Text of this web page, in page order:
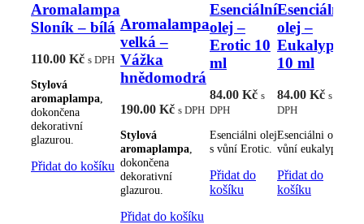
Aromalampa
Sloník – bílá
110.00 Kč s DPH
Stylová
aromaplampa,
dokončena
dekorativní
glazurou.
Přidat do košíku
Aromalampa
velká –
Vážka
hnědomodrá
190.00 Kč s DPH
Stylová
aromaplampa,
dokončena
dekorativní
glazurou.
Přidat do košíku
Esenciální
olej –
Erotic 10
ml
84.00 Kč s
DPH
Esenciálni olej
s vůní Erotic.
Přidat do
košíku
Esenciální
olej –
Eukalyptus
10 ml
84.00 Kč s
DPH
Esenciálni olej s
vůní eukalyptu.
Přidat do
košíku